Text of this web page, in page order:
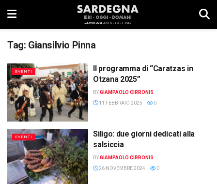
Tag: Giansilvio Pinna
EVENTI
Il programma di “Caratzas in
Otzana 2025”
BYGIAMPAOLO CIRRONIS
11 FEBBRAIO 2025
0
EVENTI
Siligo: due giorni dedicati alla
salsiccia
BYGIAMPAOLO CIRRONIS
26 NOVEMBRE 2024
0